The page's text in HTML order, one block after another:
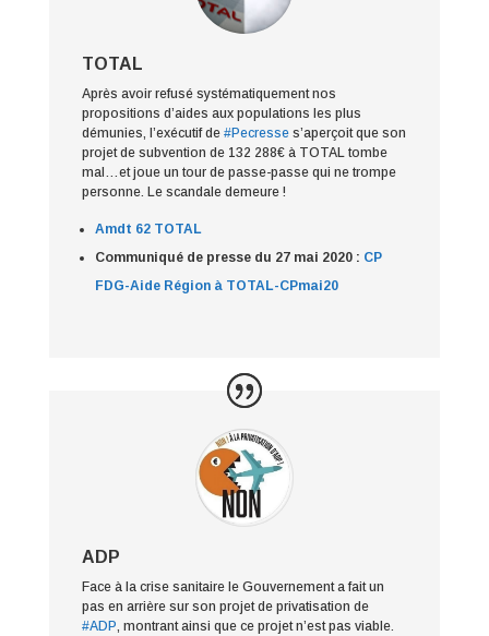
TOTAL
Après avoir refusé systématiquement nos
propositions d’aides aux populations les plus
démunies, l’exécutif de #Pecresses’aperçoit que son
projet de subvention de 132 288€ à TOTAL tombe
mal…et joue un tour de passe-passe qui ne trompe
personne. Le scandale demeure !
Amdt 62 TOTAL
Communiqué de presse du 27 mai 2020 : CP
FDG-Aide Région à TOTAL-CPmai20
ADP
Face à la crise sanitaire le Gouvernement a fait un
pas en arrière sur son projet de privatisation de
#ADP, montrant ainsi que ce projet n’est pas viable.